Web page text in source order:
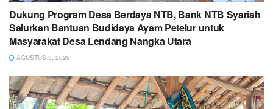
Dukung Program Desa Berdaya NTB, Bank NTB Syariah
Salurkan Bantuan Budidaya Ayam Petelur untuk
Masyarakat Desa Lendang Nangka Utara
AGUSTUS 3, 2026